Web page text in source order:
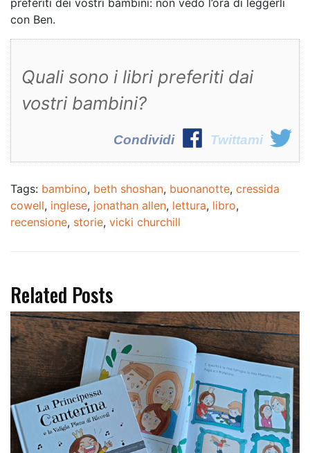
con Ben.
Quali sono i libri preferiti dai
vostri bambini?
Twittami
Condividi
Tags: bambino, beth shoshan, buonanotte, cressida
cowell, inglese, jonathan allen, lettura, libro,
recensione, storie, vicki churchill
Related Posts